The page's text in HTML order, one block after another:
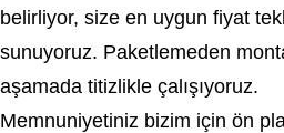
belirliyor, size en uygun fiyat
sunuyoruz. Paketlemeden
aşamada titizlikle çalışıyoruz.
Memnuniyetiniz bizim için ön